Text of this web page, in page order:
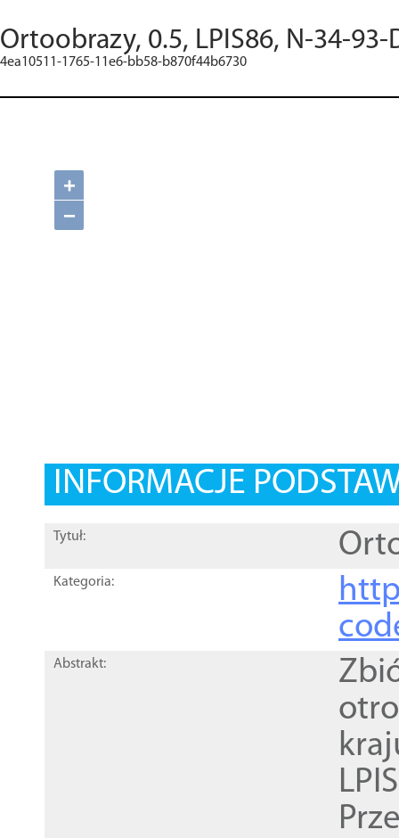
Ortoobrazy, 0.5, LPIS86, N-34-93-
4ea10511-1765-11e6-bb58-b870f44b6730
+
−
INFORMACJE
Tytuł:
Kategoria:
Abstrakt: